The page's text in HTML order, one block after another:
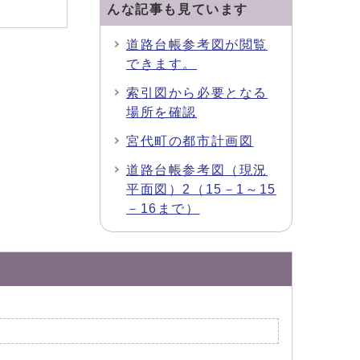
んな記事も見ています
道路台帳参考図が閲覧
できます。
索引図から必要となる
場所を確認
宮代町の都市計画図
道路台帳参考図（現況
平面図）2（15－1～15
－16まで）